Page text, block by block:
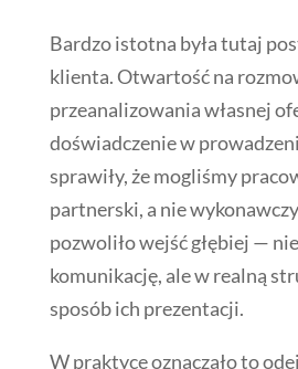
Bardzo istotna była tutaj
klienta. Otwartość na
przeanalizowania własnej
doświadczenie w
sprawiły, że mogliśmy
partnerski, a nie
pozwoliło wejść głębiej —
komunikację, ale w realną
sposób ich prezentacji.
W praktyce oznaczało to